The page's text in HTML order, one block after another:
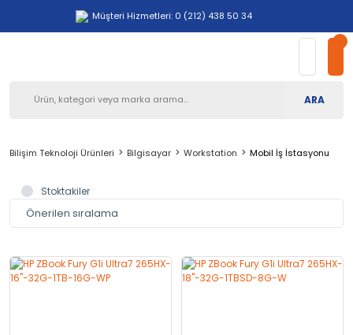
Müşteri Hizmetleri: 0 (212) 438 50 34
ARA
Bilişim Teknoloji Ürünleri Bilgisayar Workstation Mobil İş İstasyonu
Stoktakiler